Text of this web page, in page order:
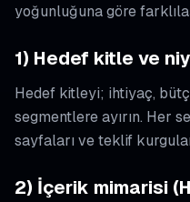
yoğunluğuna göre
1) Hedef kitle ve
Hedef kitleyi; ihtiyaç,
segmentlere ayırın. Her
sayfaları ve teklif
2) İçerik mimarisi (H